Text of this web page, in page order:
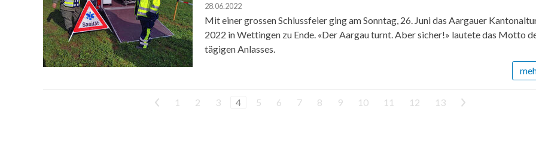
28.06.2022
Mit einer grossen Schlussfeier ging am Sonntag, 26. Juni das Aargauer
2022 in Wettingen zu Ende. «Der Aargau turnt. Aber sicher!» lautete das Motto
tägigen Anlasses.
< 1 2 3 4 5 6 7 8 9 10 11 12 13 >